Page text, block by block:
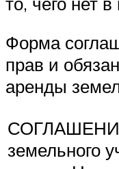
Форма
прав и
аренды
СОГЛАШЕНИЕ